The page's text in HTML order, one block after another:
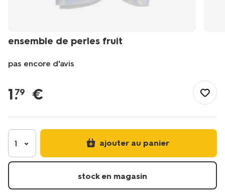
ensemble de perles fruit
pas encore d'avis
fr/jouets/dessin-
jeux-
de-
perles-
fruit-
1.
79 €
1 ajouter au panier
stock en magasin